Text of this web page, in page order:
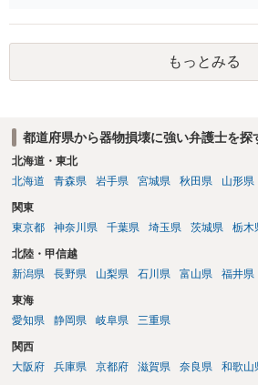
の強さでは叩いていないし、その後にドア
跡がなかったことを述べるのが良いのでは
談についても、そもそも破損させていないの
ですし、また不当に高額なのであれば仮に
もっとみる
都道府県から器物損壊に強い弁護士を探
北海道・東北
北海道
青森県 岩手県 宮城県 秋田県 山形県
関東
東京都
神奈川県 千葉県 埼玉県 茨城県 栃木
北陸・甲信越
新潟県
長野県 山梨県 石川県 富山県 福井県
東海
愛知県
静岡県 岐阜県 三重県
関西
大阪府
兵庫県 京都府 滋賀県 奈良県 和歌山